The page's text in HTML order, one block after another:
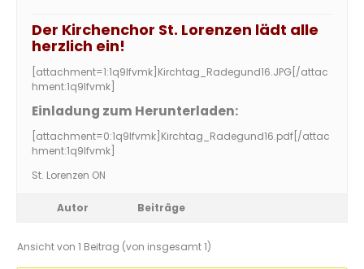
Der Kirchenchor St. Lorenzen lädt alle
herzlich ein!
[attachment=1:1q9lfvmk] Kirchtag_Radegund16.JPG [/attac
hment:1q9lfvmk]
Einladung zum Herunterladen:
[attachment=0:1q9lfvmk] Kirchtag_Radegund16.pdf [/attac
hment:1q9lfvmk]
St. Lorenzen ON
Autor Beiträge
Ansicht von 1 Beitrag (von insgesamt 1)